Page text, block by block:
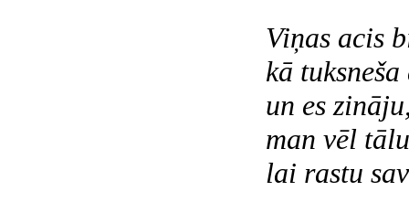
Viņas acis
kā
un es
man vēl
lai rastu